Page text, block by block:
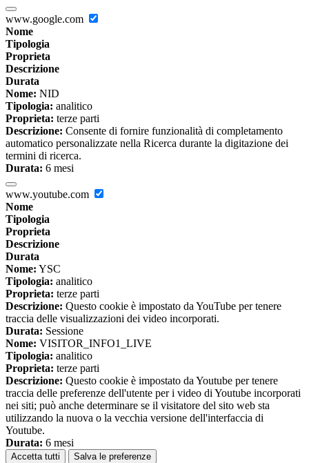
www.google.com
Nome
Tipologia
Proprieta
Descrizione
Durata
Nome: NID
Tipologia: analitico
Proprieta: terze parti
Descrizione: Consente di fornire funzionalità di completamento
automatico personalizzate nella Ricerca durante la digitazione dei
termini di ricerca.
Durata: 6 mesi
www.youtube.com
Nome
Tipologia
Proprieta
Descrizione
Durata
Nome: YSC
Tipologia: analitico
Proprieta: terze parti
Descrizione: Questo cookie è impostato da YouTube per tenere
traccia delle visualizzazioni dei video incorporati.
Durata: Sessione
Nome: VISITOR_INFO1_LIVE
Tipologia: analitico
Proprieta: terze parti
Descrizione: Questo cookie è impostato da Youtube per tenere
traccia delle preferenze dell'utente per i video di Youtube incorporati
nei siti; può anche determinare se il visitatore del sito web sta
utilizzando la nuova o la vecchia versione dell'interfaccia di
Youtube.
Durata: 6 mesi
Accetta tutti Salva le preferenze